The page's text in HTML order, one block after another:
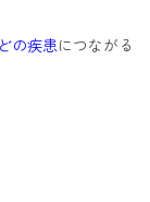
の疾患につながる